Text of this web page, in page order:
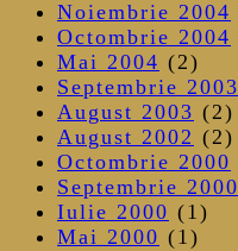
Noiembrie 2004
Octombrie 2004
Mai 2004 (2)
Septembrie 2003
August 2003 (2)
August 2002 (2)
Octombrie 2000
Septembrie 2000
Iulie 2000 (1)
Mai 2000 (1)